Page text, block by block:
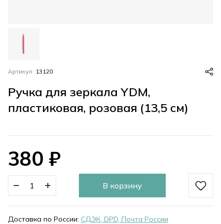
Артикул: 13120
Ручка для зеркала YDM,
пластиковая, розовая (13,5 см)
380 ₽
В корзину
Доставка по России: СДЭК, DPD, Почта России